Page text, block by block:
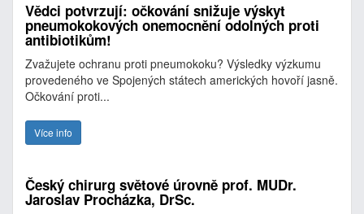
Vědci potvrzují: očkování snižuje výskyt
pneumokokových onemocnění odolných proti
antibiotikům!
Zvažujete ochranu proti pneumokoku? Výsledky výzkumu
provedeného ve Spojených státech amerických hovoří jasně.
Očkování proti...
Více info
Český chirurg světové úrovně prof. MUDr.
Jaroslav Procházka, DrSc.